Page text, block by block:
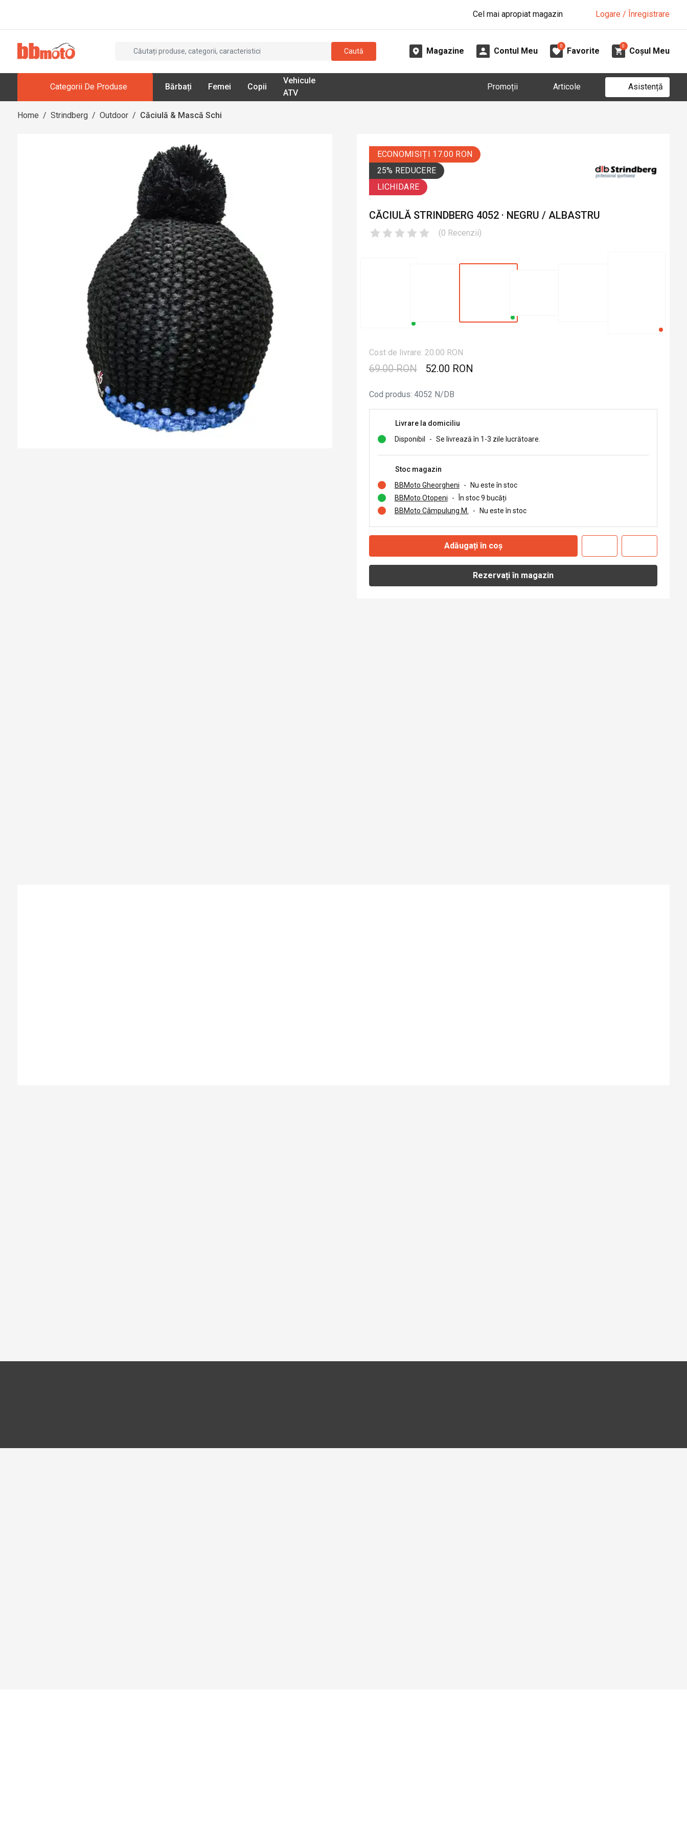
Cel mai apropiat magazin Logare / Înregistrare
Caută Magazine Contul Meu
0
Favorite
0
Coșul Meu
Categorii De Produse Bărbați Femei Copii
Vehicule
ATV
Promoții Articole Asistență
Home / Strindberg / Outdoor / Căciulă & Mască Schi
ECONOMISIȚI 17.00 RON
25% REDUCERE
LICHIDARE
CĂCIULĂ STRINDBERG 4052 · NEGRU / ALBASTRU
(0 Recenzii)
Cost de livrare: 20.00 RON
69.00 RON 52.00 RON
Cod produs: 4052 N/DB
Livrare la domiciliu
Disponibil
- Se livrează în 1-3 zile lucrătoare.
Stoc magazin
BBMoto Gheorgheni
- Nu este în stoc
BBMoto Otopeni
- În stoc 9 bucăți
BBMoto Câmpulung M.
- Nu este în stoc
Adăugați în coș
Rezervați în magazin